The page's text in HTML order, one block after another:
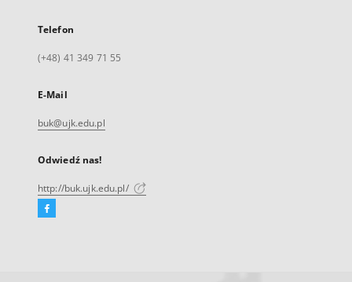
Telefon
(+48) 41 349 71 55
E-Mail
buk@ujk.edu.pl
Odwiedź nas!
http://buk.ujk.edu.pl/
Facebook